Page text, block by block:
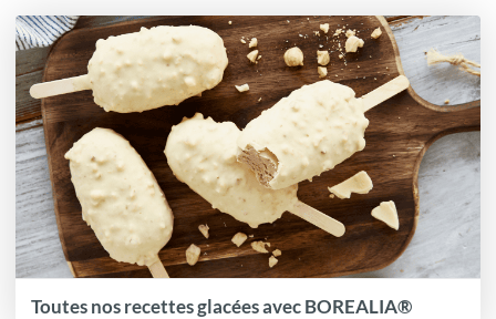
Toutes nos recettes glacées avec BOREALIA®